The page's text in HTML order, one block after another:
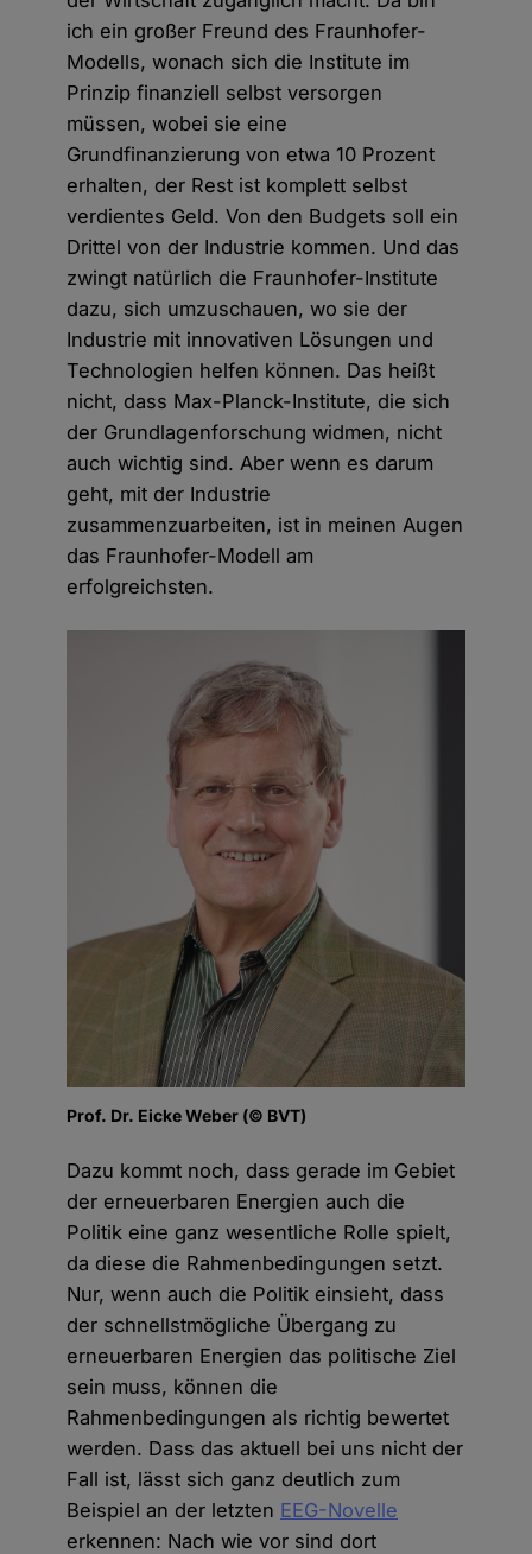
ich ein großer Freund des Fraunhofer-
Modells, wonach sich die Institute im
Prinzip finanziell selbst versorgen
müssen, wobei sie eine
Grundfinanzierung von etwa 10 Prozent
erhalten, der Rest ist komplett selbst
verdientes Geld. Von den Budgets soll ein
Drittel von der Industrie kommen. Und das
zwingt natürlich die Fraunhofer-Institute
dazu, sich umzuschauen, wo sie der
Industrie mit innovativen Lösungen und
Technologien helfen können. Das heißt
nicht, dass Max-Planck-Institute, die sich
der Grundlagenforschung widmen, nicht
auch wichtig sind. Aber wenn es darum
geht, mit der Industrie
zusammenzuarbeiten, ist in meinen Augen
das Fraunhofer-Modell am
erfolgreichsten.
Prof. Dr. Eicke Weber (© BVT)
Dazu kommt noch, dass gerade im Gebiet
der erneuerbaren Energien auch die
Politik eine ganz wesentliche Rolle spielt,
da diese die Rahmenbedingungen setzt.
Nur, wenn auch die Politik einsieht, dass
der schnellstmögliche Übergang zu
erneuerbaren Energien das politische Ziel
sein muss, können die
Rahmenbedingungen als richtig bewertet
werden. Dass das aktuell bei uns nicht der
Fall ist, lässt sich ganz deutlich zum
Beispiel an der letzten EEG-Novelle
erkennen: Nach wie vor sind dort